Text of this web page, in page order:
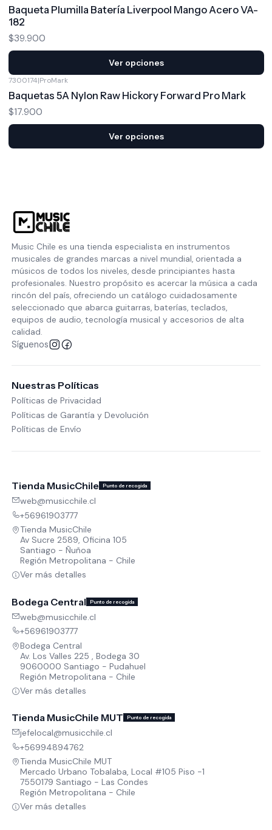
Baqueta Plumilla Batería Liverpool Mango Acero VA-
182
$39.900
Ver opciones
7300174|ProMark
Baquetas 5A Nylon Raw Hickory Forward Pro Mark
$17.900
Ver opciones
Music Chile es una tienda especialista en instrumentos
musicales de grandes marcas a nivel mundial, orientada a
músicos de todos los niveles, desde principiantes hasta
profesionales. Nuestro propósito es acercar la música a cada
rincón del país, ofreciendo un catálogo cuidadosamente
seleccionado que abarca guitarras, baterías, teclados,
equipos de audio, tecnología musical y accesorios de alta
calidad.
Síguenos
Nuestras Políticas
Políticas de Privacidad
Políticas de Garantía y Devolución
Políticas de Envío
Tienda MusicChile Punto de recogida
web@musicchile.cl
+56961903777
Tienda MusicChile
Av Sucre 2589, Oficina 105
Santiago - Ñuñoa
Región Metropolitana - Chile
Ver más detalles
Bodega Central Punto de recogida
web@musicchile.cl
+56961903777
Bodega Central
Av. Los Valles 225 , Bodega 30
9060000 Santiago - Pudahuel
Región Metropolitana - Chile
Ver más detalles
Tienda MusicChile MUT Punto de recogida
jefelocal@musicchile.cl
+56994894762
Tienda MusicChile MUT
Mercado Urbano Tobalaba, Local #105 Piso -1
7550179 Santiago - Las Condes
Región Metropolitana - Chile
Ver más detalles